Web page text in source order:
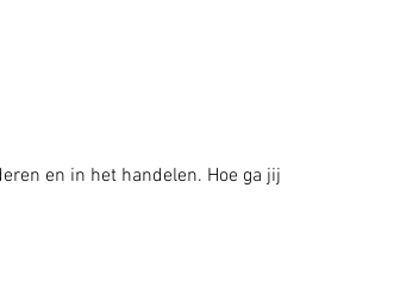
en in het handelen. Hoe ga jij